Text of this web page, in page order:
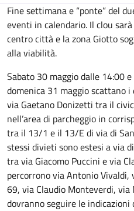
Descrizione
Fine settimana e “ponte” del
eventi in calendario. Il clou
centro città e la zona Giotto
alla viabilità.
Sabato 30 maggio dalle 14:00
domenica 31 maggio scattano
via Gaetano Donizetti tra il
nell’area di parcheggio in
tra il 13/1 e il 13/E di via di
stessi divieti sono estesi a via
tra via Giacomo Puccini e via
percorrono via Antonio Vivaldi,
69, via Claudio Monteverdi, via
dovranno seguire le